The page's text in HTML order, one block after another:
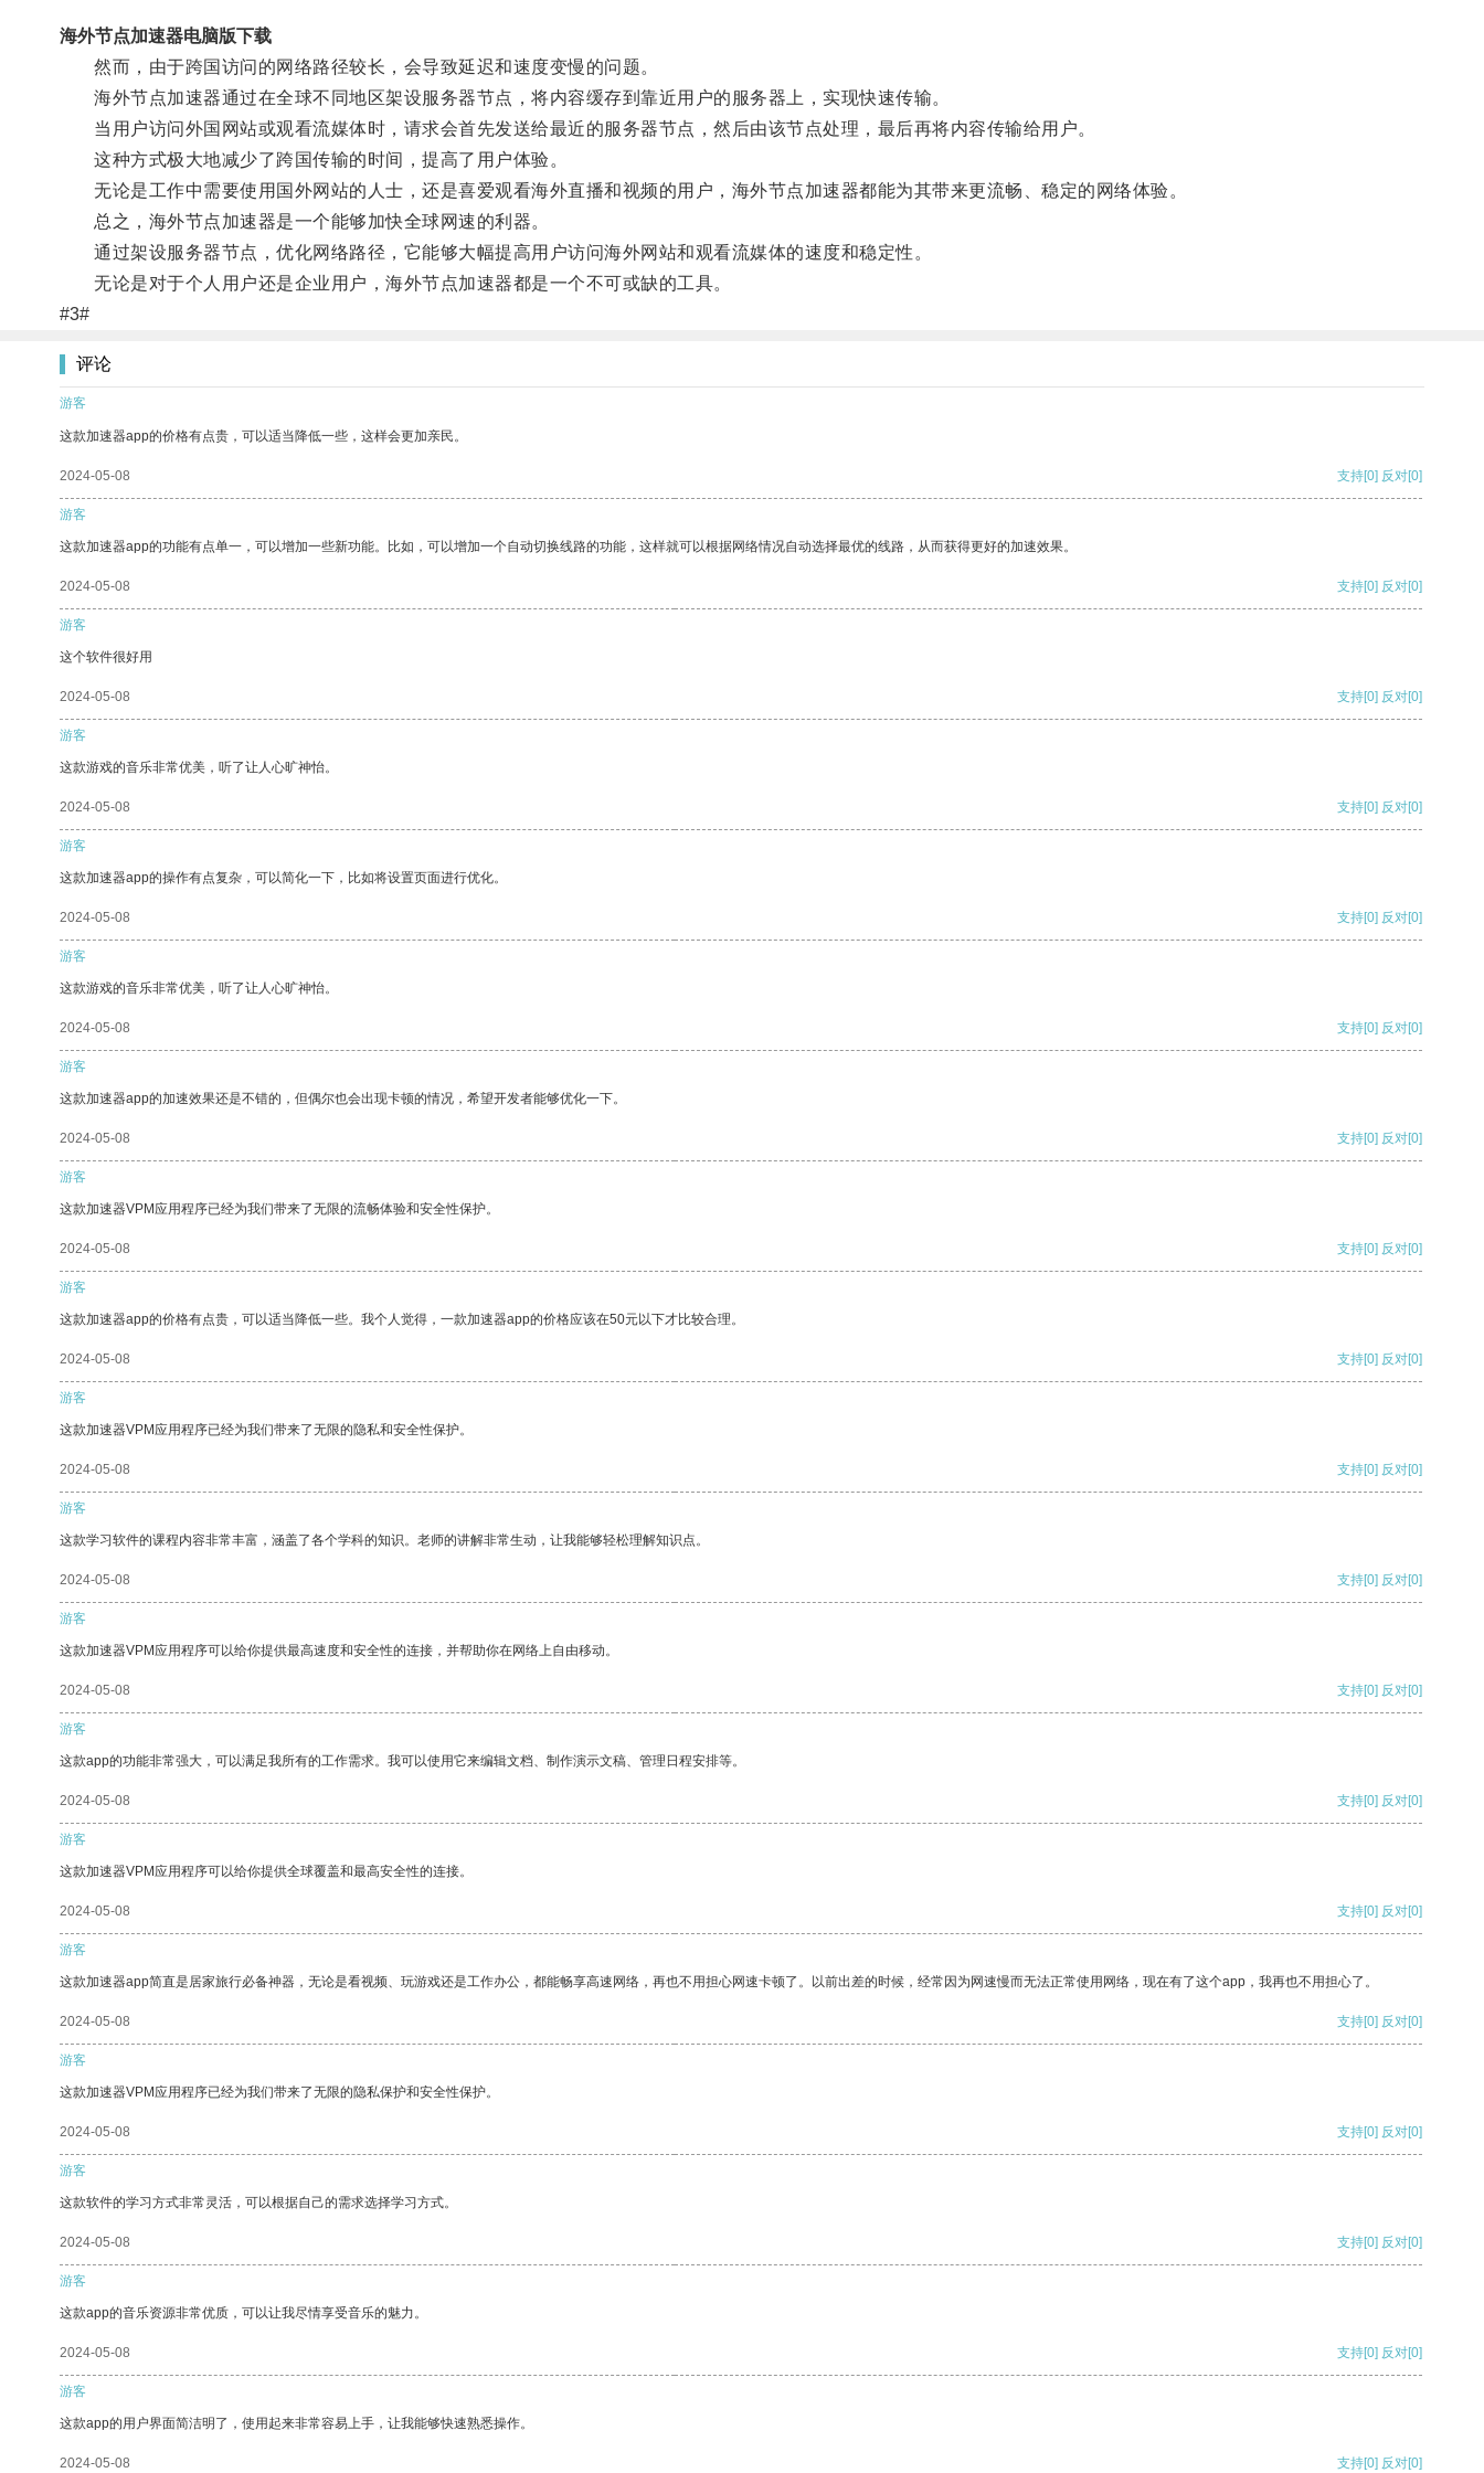
海外节点加速器电脑版下载
然而，由于跨国访问的网络路径较长，会导致延迟和速度变慢的问题。
海外节点加速器通过在全球不同地区架设服务器节点，将内容缓存到靠近用户的服务器上，实现快速传输。
当用户访问外国网站或观看流媒体时，请求会首先发送给最近的服务器节点，然后由该节点处理，最后再将内容传输给用户。
这种方式极大地减少了跨国传输的时间，提高了用户体验。
无论是工作中需要使用国外网站的人士，还是喜爱观看海外直播和视频的用户，海外节点加速器都能为其带来更流畅、稳定的网络体验。
总之，海外节点加速器是一个能够加快全球网速的利器。
通过架设服务器节点，优化网络路径，它能够大幅提高用户访问海外网站和观看流媒体的速度和稳定性。
无论是对于个人用户还是企业用户，海外节点加速器都是一个不可或缺的工具。
#3#
评论
游客
这款加速器app的价格有点贵，可以适当降低一些，这样会更加亲民。
2024-05-08 支持[0] 反对[0]
游客
这款加速器app的功能有点单一，可以增加一些新功能。比如，可以增加一个自动切换线路的功能，这样就可以根据网络情况自动选择最优的线路，从而获得更好的加速效果。
2024-05-08 支持[0] 反对[0]
游客
这个软件很好用
2024-05-08 支持[0] 反对[0]
游客
这款游戏的音乐非常优美，听了让人心旷神怡。
2024-05-08 支持[0] 反对[0]
游客
这款加速器app的操作有点复杂，可以简化一下，比如将设置页面进行优化。
2024-05-08 支持[0] 反对[0]
游客
这款游戏的音乐非常优美，听了让人心旷神怡。
2024-05-08 支持[0] 反对[0]
游客
这款加速器app的加速效果还是不错的，但偶尔也会出现卡顿的情况，希望开发者能够优化一下。
2024-05-08 支持[0] 反对[0]
游客
这款加速器VPM应用程序已经为我们带来了无限的流畅体验和安全性保护。
2024-05-08 支持[0] 反对[0]
游客
这款加速器app的价格有点贵，可以适当降低一些。我个人觉得，一款加速器app的价格应该在50元以下才比较合理。
2024-05-08 支持[0] 反对[0]
游客
这款加速器VPM应用程序已经为我们带来了无限的隐私和安全性保护。
2024-05-08 支持[0] 反对[0]
游客
这款学习软件的课程内容非常丰富，涵盖了各个学科的知识。老师的讲解非常生动，让我能够轻松理解知识点。
2024-05-08 支持[0] 反对[0]
游客
这款加速器VPM应用程序可以给你提供最高速度和安全性的连接，并帮助你在网络上自由移动。
2024-05-08 支持[0] 反对[0]
游客
这款app的功能非常强大，可以满足我所有的工作需求。我可以使用它来编辑文档、制作演示文稿、管理日程安排等。
2024-05-08 支持[0] 反对[0]
游客
这款加速器VPM应用程序可以给你提供全球覆盖和最高安全性的连接。
2024-05-08 支持[0] 反对[0]
游客
这款加速器app简直是居家旅行必备神器，无论是看视频、玩游戏还是工作办公，都能畅享高速网络，再也不用担心网速卡顿了。以前出差的时候，经常因为网速慢而无法正常使用网络，现在有了这个app，我再也不用担心了。
2024-05-08 支持[0] 反对[0]
游客
这款加速器VPM应用程序已经为我们带来了无限的隐私保护和安全性保护。
2024-05-08 支持[0] 反对[0]
游客
这款软件的学习方式非常灵活，可以根据自己的需求选择学习方式。
2024-05-08 支持[0] 反对[0]
游客
这款app的音乐资源非常优质，可以让我尽情享受音乐的魅力。
2024-05-08 支持[0] 反对[0]
游客
这款app的用户界面简洁明了，使用起来非常容易上手，让我能够快速熟悉操作。
2024-05-08 支持[0] 反对[0]